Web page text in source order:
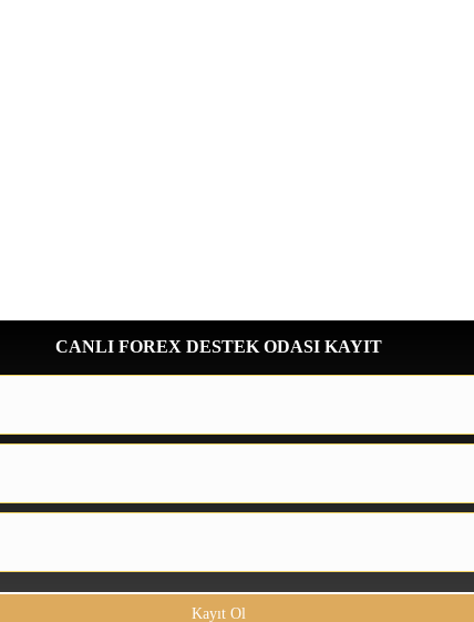
CANLI FOREX DESTEK ODASI KAYIT